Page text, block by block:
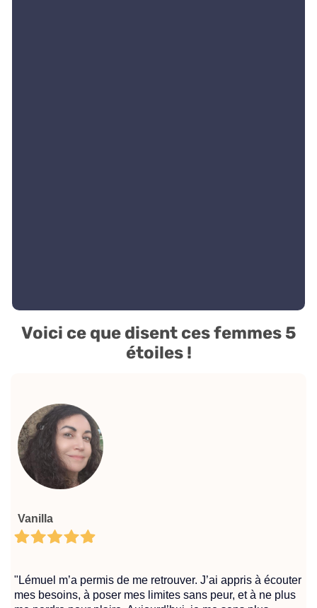
Voici ce que disent ces femmes 5
étoiles !
Vanilla
"Lémuel m’a permis de me retrouver. J’ai appris à écouter
mes besoins, à poser mes limites sans peur, et à ne plus